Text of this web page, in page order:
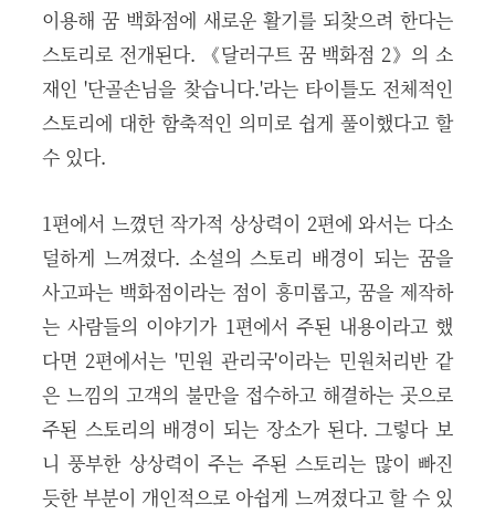
이용해 꿈 백화점에 새로운 활기를 되찾으려 한다는
스토리로 전개된다. 《달러구트 꿈 백화점 2》의 소
재인 '단골손님을 찾습니다.'라는 타이틀도 전체적인
스토리에 대한 함축적인 의미로 쉽게 풀이했다고 할
수 있다.
1편에서 느꼈던 작가적 상상력이 2편에 와서는 다소
덜하게 느껴졌다. 소설의 스토리 배경이 되는 꿈을
사고파는 백화점이라는 점이 흥미롭고, 꿈을 제작하
는 사람들의 이야기가 1편에서 주된 내용이라고 했
다면 2편에서는 '민원 관리국'이라는 민원처리반 같
은 느낌의 고객의 불만을 접수하고 해결하는 곳으로
주된 스토리의 배경이 되는 장소가 된다. 그렇다 보
니 풍부한 상상력이 주는 주된 스토리는 많이 빠진
듯한 부분이 개인적으로 아쉽게 느껴졌다고 할 수 있